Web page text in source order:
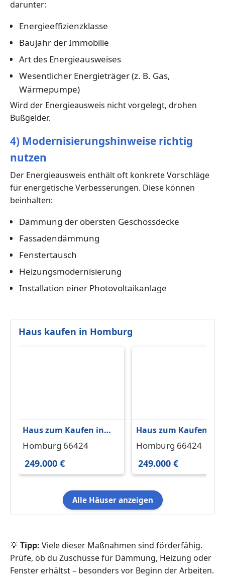
darunter:
Energieeffizienzklasse
Baujahr der Immobilie
Art des Energieausweises
Wesentlicher Energieträger (z. B. Gas,
Wärmepumpe)
Wird der Energieausweis nicht vorgelegt, drohen
Bußgelder.
4) Modernisierungshinweise richtig
nutzen
Der Energieausweis enthält oft konkrete Vorschläge
für energetische Verbesserungen. Diese können
beinhalten:
Dämmung der obersten Geschossdecke
Fassadendämmung
Fenstertausch
Heizungsmodernisierung
Installation einer Photovoltaikanlage
Haus kaufen in Homburg
Haus zum Kaufen in
Homburg 249.000 € 107
Homburg 66424
249.000 €
Haus zum Kaufen in
Homburg 249.000 €
Homburg 66424
249.000 €
Alle Häuser anzeigen
💡Tipp: Viele dieser Maßnahmen sind förderfähig.
Prüfe, ob du Zuschüsse für Dämmung, Heizung oder
Fenster erhältst – besonders vor Beginn der Arbeiten.